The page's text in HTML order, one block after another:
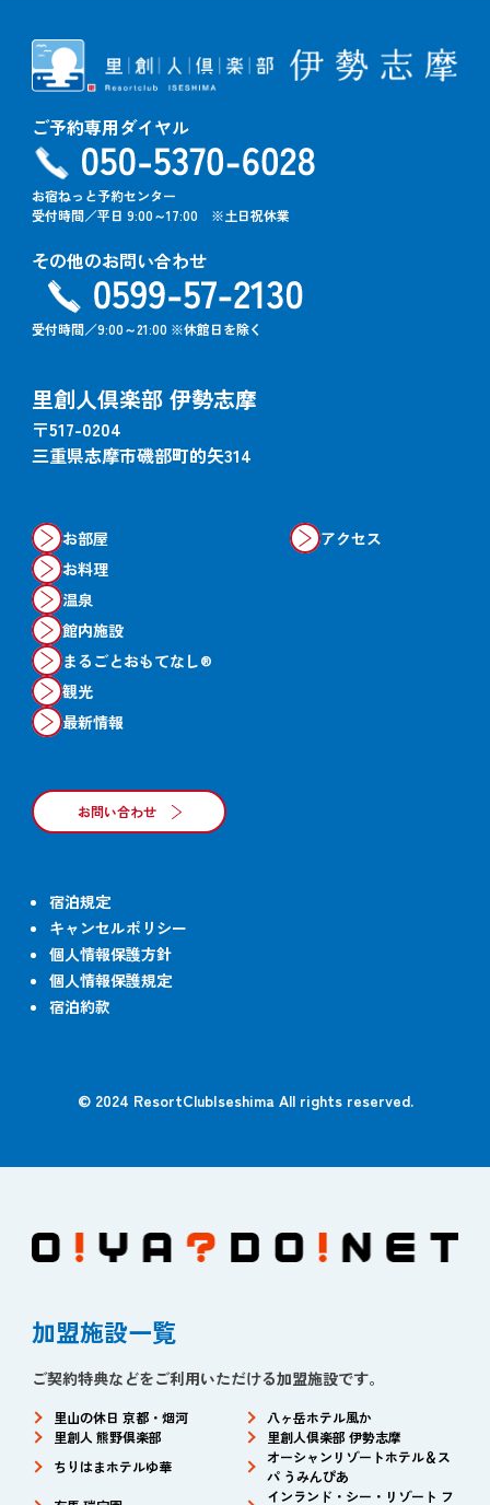
ご予約専用ダイヤル
お宿ねっと予約センター
受付時間／平日 9:00～17:00 ※土日祝休業
その他のお問い合わせ
受付時間／9:00～21:00 ※休館日を除く
里創人倶楽部 伊勢志摩
〒517-0204
三重県志摩市磯部町的矢314
お部屋
お料理
温泉
館内施設
まるごとおもてなし®
観光
最新情報
アクセス
お問い合わせ
宿泊規定
キャンセルポリシー
個人情報保護方針
個人情報保護規定
宿泊約款
© 2024 ResortClubIseshima All rights reserved.
加盟施設一覧
ご契約特典などをご利用いただける加盟施設です。
里山の休日 京都・烟河
八ヶ岳ホテル風か
里創人 熊野倶楽部
里創人倶楽部 伊勢志摩
ちりはまホテルゆ華
オーシャンリゾートホテル＆ス
パ うみんぴあ
インランド・シー・リゾート フ